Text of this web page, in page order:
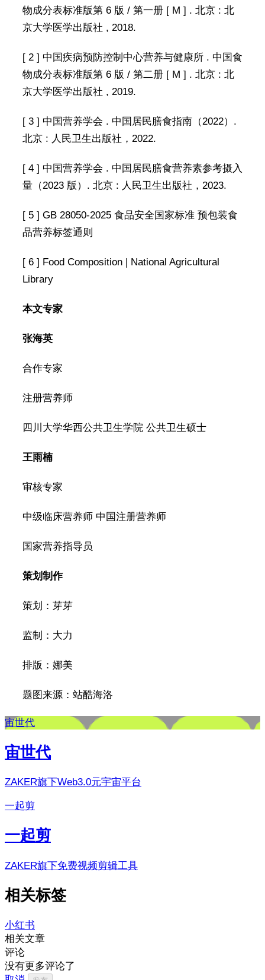
物成分表标准版第 6 版 / 第一册 [ M ] . 北京 : 北
京大学医学出版社 , 2018.
[ 2 ] 中国疾病预防控制中心营养与健康所 . 中国食
物成分表标准版第 6 版 / 第二册 [ M ] . 北京 : 北
京大学医学出版社 , 2019.
[ 3 ] 中国营养学会 . 中国居民膳食指南（2022）.
北京 : 人民卫生出版社，2022.
[ 4 ] 中国营养学会 . 中国居民膳食营养素参考摄入
量（2023 版）. 北京 : 人民卫生出版社，2023.
[ 5 ] GB 28050-2025 食品安全国家标准 预包装食
品营养标签通则
[ 6 ] Food Composition | National Agricultural
Library
本文专家
张海英
合作专家
注册营养师
四川大学华西公共卫生学院 公共卫生硕士
王雨楠
审核专家
中级临床营养师 中国注册营养师
国家营养指导员
策划制作
策划：芽芽
监制：大力
排版：娜美
题图来源：站酷海洛
宙世代
宙世代
ZAKER旗下Web3.0元宇宙平台
一起剪
一起剪
ZAKER旗下免费视频剪辑工具
相关标签
小红书
相关文章
评论
没有更多评论了